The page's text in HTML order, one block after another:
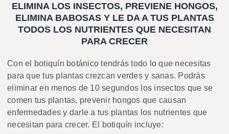
ELIMINA LOS INSECTOS, PREVIENE HONGOS,
ELIMINA BABOSAS Y LE DA A TUS PLANTAS
TODOS LOS NUTRIENTES QUE NECESITAN
PARA CRECER
Con el botiquín botánico tendrás todo lo que necesitas
para que tus plantas crezcan verdes y sanas. Podrás
eliminar en menos de 10 segundos los insectos que se
comen tus plantas, prevenir hongos que causan
enfermedades y darle a tus plantas los nutrientes que
necesitan para crecer. El botiquín incluye: